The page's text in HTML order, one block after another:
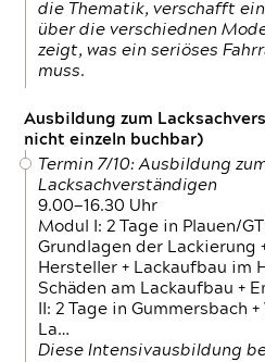
die Thematik, verschafft
über die verschiednen
zeigt, was ein seriöses
muss.
Ausbildung zum
nicht einzeln buchbar)
Termin 7/10: Ausbildung
Lacksachverständigen
9.00—16.30 Uhr
Modul I: 2 Tage in Plauen/
Grundlagen der Lackierung
Hersteller + Lackaufbau im
Schäden am Lackaufbau +
II: 2 Tage in Gummersbach
La…
Diese Intensivausbildung